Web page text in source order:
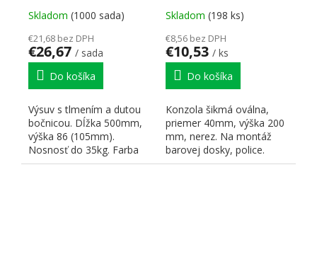
Skladom (1000 sada)
€21,68 bez DPH
€26,67 / sada
Do košíka
Výsuv s tlmením a dutou
bočnicou. Dĺžka 500mm,
výška 86 (105mm).
Nosnosť do 35kg. Farba
šedá. Všetko potrebné na...
Skladom (198 ks)
€8,56 bez DPH
€10,53 / ks
Do košíka
Konzola šikmá oválna,
priemer 40mm, výška 200
mm, nerez. Na montáž
barovej dosky, police.